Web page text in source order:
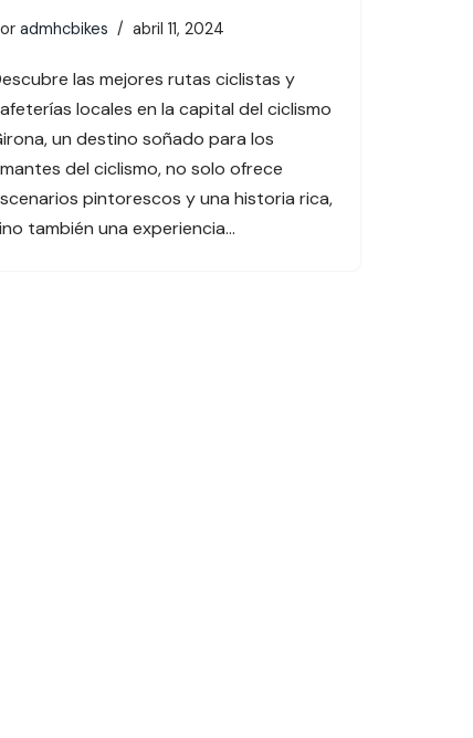
admhcbikes abril 11, 2024
las mejores rutas ciclistas y
locales en la capital del ciclismo
un destino soñado para los
del ciclismo, no solo ofrece
pintorescos y una historia rica,
también una experiencia…